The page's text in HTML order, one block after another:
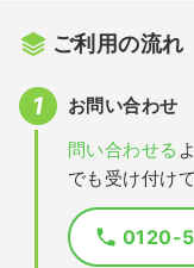
ご利用の流れ
お問い合わせ
問い合わせる
でも受け付け
0120-